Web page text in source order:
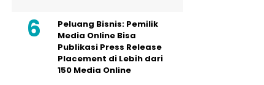
Peluang Bisnis: Pemilik
Media Online Bisa
Publikasi Press Release
Placement di Lebih dari
150 Media Online